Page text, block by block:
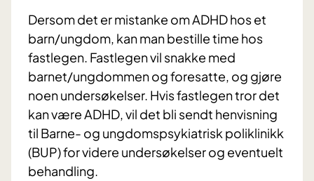
Dersom det er mistanke om ADHD hos et
barn/ungdom, kan man bestille time hos
fastlegen. Fastlegen vil snakke med
barnet/ungdommen og foresatte, og gjøre
noen undersøkelser. Hvis fastlegen tror det
kan være ADHD, vil det bli sendt henvisning
til Barne- og ungdomspsykiatrisk poliklinikk
(BUP) for videre undersøkelser og eventuelt
behandling.